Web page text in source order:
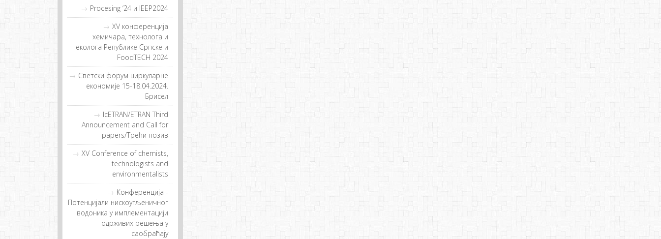
Procesing ’24 и IEEP2024
XV конференција
хемичара, технолога и
еколога Републике Српске и
FoodTECH 2024
Светски форум циркуларне
економије 15-18.04.2024.
Брисел
IcETRAN/ETRAN Third
Announcement and Call for
papers/Tрeћи пoзив
XV Conference of chemists,
technologists and
environmentalists
Конференција -
Потенцијали нискоугљеничног
водоника у имплементацији
одрживих решења у
саобраћају